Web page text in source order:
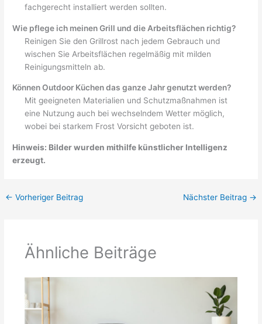
fachgerecht installiert werden sollten.
Wie pflege ich meinen Grill und die Arbeitsflächen richtig?
Reinigen Sie den Grillrost nach jedem Gebrauch und
wischen Sie Arbeitsflächen regelmäßig mit milden
Reinigungsmitteln ab.
Können Outdoor Küchen das ganze Jahr genutzt werden?
Mit geeigneten Materialien und Schutzmaßnahmen ist
eine Nutzung auch bei wechselndem Wetter möglich,
wobei bei starkem Frost Vorsicht geboten ist.
Hinweis: Bilder wurden mithilfe künstlicher Intelligenz
erzeugt.
← Vorheriger Beitrag Nächster Beitrag →
Ähnliche Beiträge